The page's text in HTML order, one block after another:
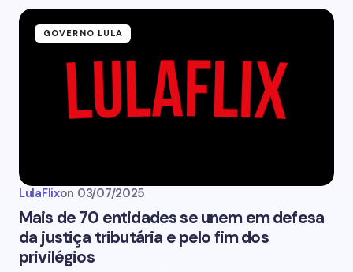
GOVERNO LULA
LulaFlixon 03/07/2025
Mais de 70 entidades se unem em defesa
da justiça tributária e pelo fim dos
privilégios